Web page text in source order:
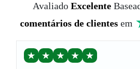
Avaliado Excelente
comentários de clientes em
★ ★ ★ ★ ★